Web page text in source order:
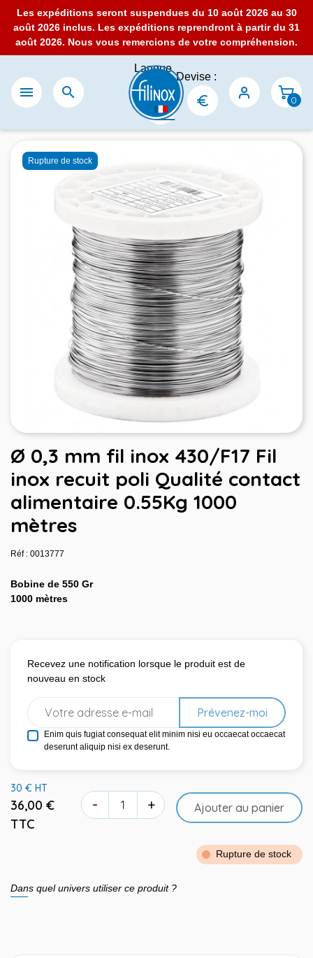
Les expéditions seront suspendues du 10 août 2026 au 30
août 2026 inclus. Les expéditions reprendront à partir du 31
août 2026. Nous vous remercions de votre compréhension.
 
Langue
:
Devise :
0
Rupture de stock
Ø 0,3 mm fil inox 430/F17 Fil
inox recuit poli Qualité contact
alimentaire 0.55Kg 1000
mètres
Réf : 0013777
Bobine de 550 Gr
1000 mètres
Recevez une notification lorsque le produit est de
nouveau en stock
Prévenez-moi
Enim quis fugiat consequat elit minim nisi eu occaecat occaecat
deserunt aliquip nisi ex deserunt.
30 € HT
36,00 €
TTC
- + Ajouter au panier
Rupture de stock
Dans quel univers utiliser ce produit ?